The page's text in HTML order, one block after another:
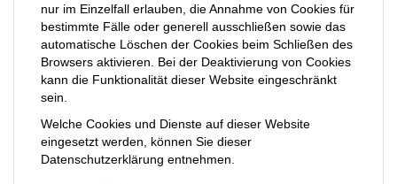
nur im Einzelfall erlauben, die Annahme von Cookies für
bestimmte Fälle oder generell ausschließen sowie das
automatische Löschen der Cookies beim Schließen des
Browsers aktivieren. Bei der Deaktivierung von Cookies
kann die Funktionalität dieser Website eingeschränkt
sein.
Welche Cookies und Dienste auf dieser Website
eingesetzt werden, können Sie dieser
Datenschutzerklärung entnehmen.